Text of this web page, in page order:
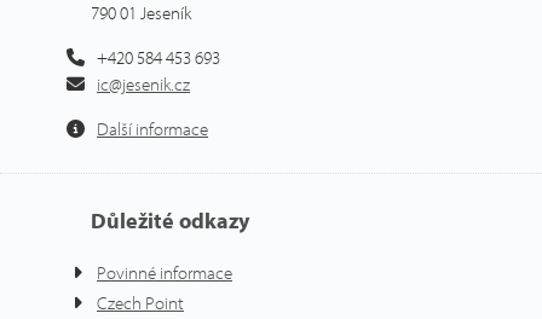
790 01 Jeseník
+420 584 453 693
ic@jesenik.cz
Další informace
Důležité odkazy
Povinné informace
Czech Point